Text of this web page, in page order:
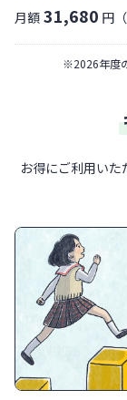
月額 31,680 円
※2026年度
お得にご利用い